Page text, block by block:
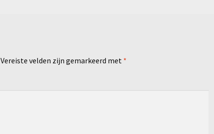
Vereiste velden zijn gemarkeerd met *